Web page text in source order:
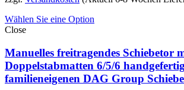
Wählen Sie eine Option
Close
Manuelles freitragendes Schiebetor
Doppelstabmatten 6/5/6
familieneigenen DAG Group